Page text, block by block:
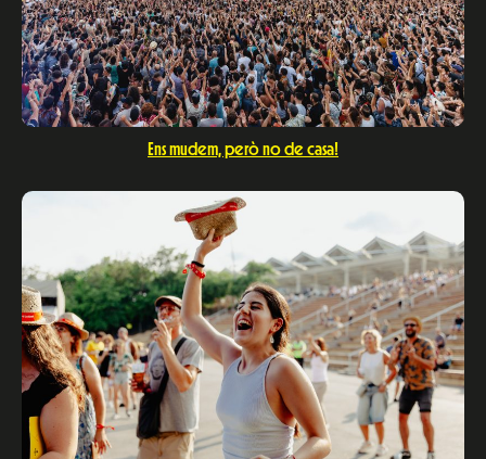
Ens mudem, però no de casa!